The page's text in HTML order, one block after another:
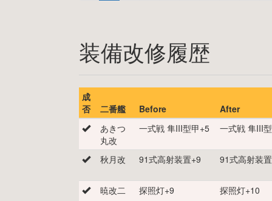
装備改修履歴
成
否
二番艦 Before
After
あきつ
丸改
一式戦 隼III型甲+5 一式戦 隼III
秋月改 91式高射装置+9 91式高射装置
暁改二 探照灯+9 探照灯+10